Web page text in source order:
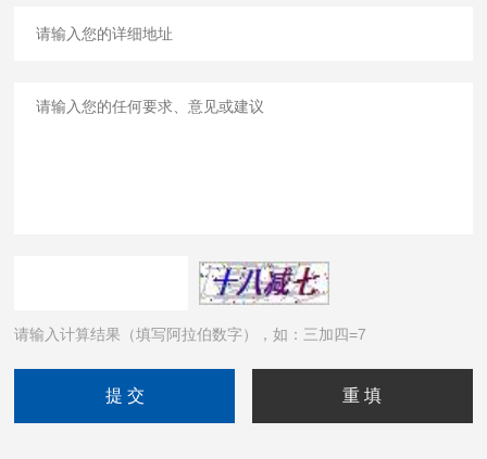
请输入计算结果（填写阿拉伯数字），如：三加四=7